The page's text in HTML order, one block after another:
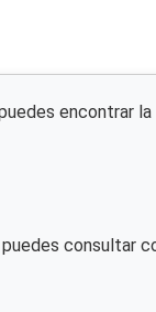
encontrar la
puedes consultar